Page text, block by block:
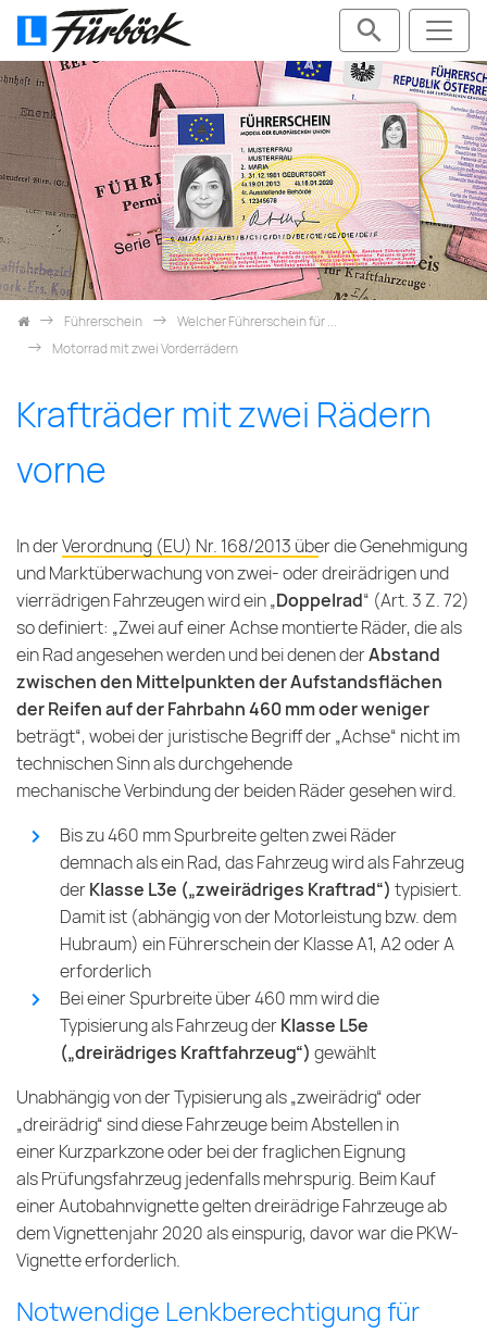
Zum Inhalt springen
Führerschein
Welcher Führerschein für ...
Motorrad mit zwei Vorderrädern
Krafträder mit zwei Rädern
vorne
In derVerordnung (EU) Nr. 168/2013 über die Genehmigung
und Marktüberwachung von zwei- oder dreirädrigen und
vierrädrigen Fahrzeugenwird ein „Doppelrad“ (Art. 3 Z. 72)
so definiert: „Zwei auf einer Achse montierte Räder, die als
ein Rad angesehen werden und bei denen derAbstand
zwischen den Mittelpunkten der Aufstandsflächen
der Reifen auf der Fahrbahn 460 mm oder weniger
beträgt“, wobei der juristische Begriff der „Achse“ nicht im
technischen Sinn als durchgehende
mechanische Verbindung der beiden Räder gesehen wird.
Bis zu 460 mm Spurbreite gelten zwei Räder
demnach als ein Rad, das Fahrzeug wird als Fahrzeug
derKlasse L3e („zweirädriges Kraftrad“) typisiert.
Damit ist (abhängig von der Motorleistung bzw. dem
Hubraum) ein Führerschein der Klasse A1, A2 oder A
erforderlich
Bei einer Spurbreite über 460 mm wird die
Typisierung als Fahrzeug derKlasse L5e
(„dreirädriges Kraftfahrzeug“) gewählt
Unabhängig von der Typisierung als „zweirädrig“ oder
„dreirädrig“ sind diese Fahrzeuge beim Abstellen in
einer Kurzparkzone oder bei der fraglichen Eignung
als Prüfungsfahrzeug jedenfalls mehrspurig. Beim Kauf
einer Autobahnvignette gelten dreirädrige Fahrzeuge ab
dem Vignettenjahr 2020 als einspurig, davor war die PKW-
Vignette erforderlich.
Notwendige Lenkberechtigung für